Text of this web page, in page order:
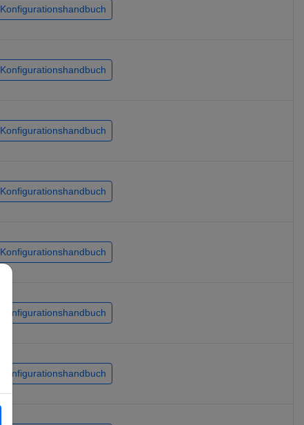
Konfigurationshandbuch
Konfigurationshandbuch
Konfigurationshandbuch
Konfigurationshandbuch
Konfigurationshandbuch
Konfigurationshandbuch
Konfigurationshandbuch